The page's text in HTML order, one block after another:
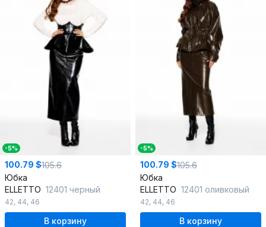
-5%
100.79 $105.6
Юбка
ELLETTO 12401 черный
42, 44, 46
В корзину
-5%
100.79 $105.6
Юбка
ELLETTO 12401 оливковый
42, 44, 46
В корзину